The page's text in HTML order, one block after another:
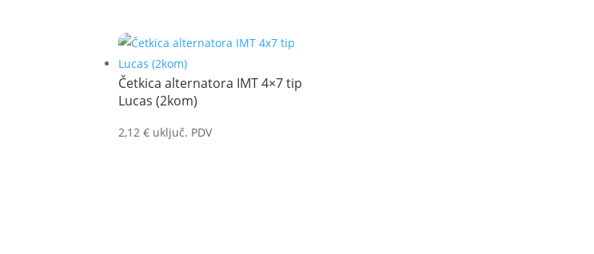
Četkica alternatora IMT 4×7 tip
Lucas (2kom)
2,12€ uključ. PDV